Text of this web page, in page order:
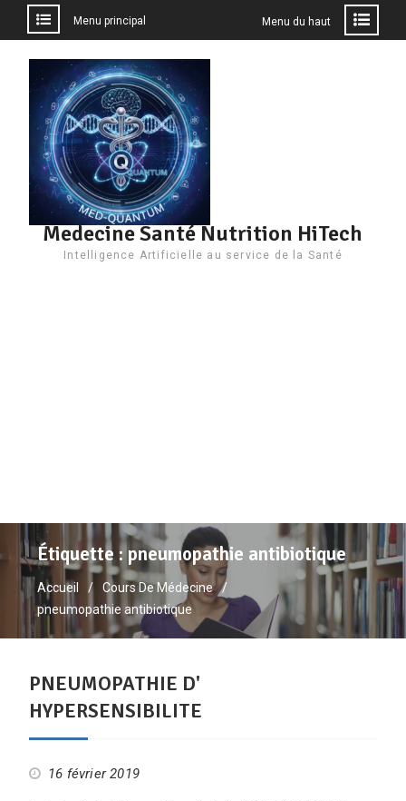
contenu
Menu principal Menu du haut
Medecine Santé Nutrition HiTech
Intelligence Artificielle au service de la Santé
Étiquette : pneumopathie antibiotique
Accueil
Cours De Médecine
pneumopathie antibiotique
PNEUMOPATHIE D'
HYPERSENSIBILITE
16 février 2019